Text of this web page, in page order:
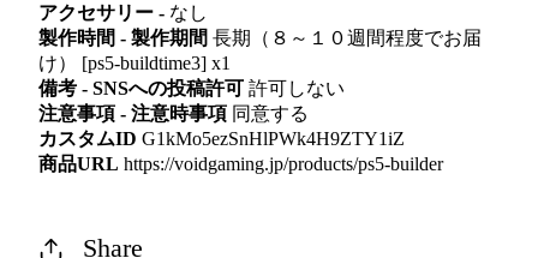
アクセサリー - なし
製作時間 - 製作期間 長期（８～１０週間程度でお届
け） [ps5-buildtime3] x1
備考 - SNSへの投稿許可 許可しない
注意事項 - 注意時事項 同意する
カスタムID G1kMo5ezSnHlPWk4H9ZTY1iZ
商品URL https://voidgaming.jp/products/ps5-builder
Share